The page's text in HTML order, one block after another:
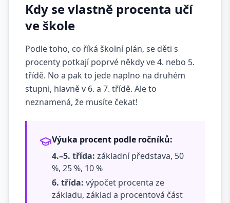
Kdy se vlastně procenta učí
ve škole
Podle toho, co říká školní plán, se děti s
procenty potkají poprvé někdy ve 4. nebo 5.
třídě. No a pak to jede naplno na druhém
stupni, hlavně v 6. a 7. třídě. Ale to
neznamená, že musíte čekat!
Výuka procent podle ročníků:
4.–5. třída: základní představa, 50
%, 25 %, 10 %
6. třída: výpočet procenta ze
základu, základ a procentová část